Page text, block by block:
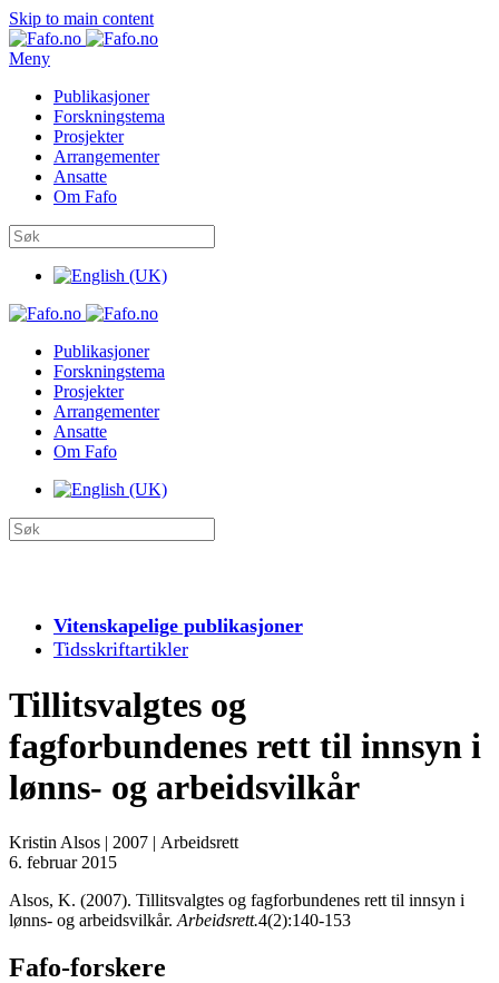
Skip to main content
Meny
Publikasjoner
Forskningstema
Prosjekter
Arrangementer
Ansatte
Om Fafo
Publikasjoner
Forskningstema
Prosjekter
Arrangementer
Ansatte
Om Fafo
Vitenskapelige publikasjoner
Tidsskriftartikler
Tillitsvalgtes og
fagforbundenes rett til innsyn i
lønns- og arbeidsvilkår
Kristin Alsos | 2007 | Arbeidsrett
6. februar 2015
Alsos, K. (2007). Tillitsvalgtes og fagforbundenes rett til innsyn i
lønns- og arbeidsvilkår. Arbeidsrett.4(2):140-153
Fafo-forskere